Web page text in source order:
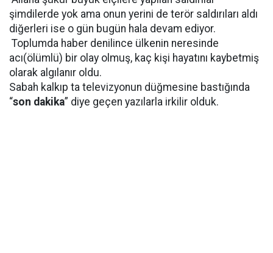
şimdilerde yok ama onun yerini de terör saldırıları aldı
diğerleri ise o gün bugün hala devam ediyor.
Toplumda haber denilince ülkenin neresinde
acı(ölümlü) bir olay olmuş, kaç kişi hayatını kaybetmiş
olarak algılanır oldu.
Sabah kalkıp ta televizyonun düğmesine bastığında
“son dakika” diye geçen yazılarla irkilir olduk.